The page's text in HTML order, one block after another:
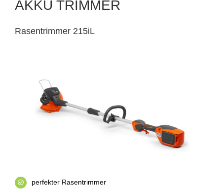
AKKU TRIMMER
Rasentrimmer 215iL
perfekter Rasentrimmer